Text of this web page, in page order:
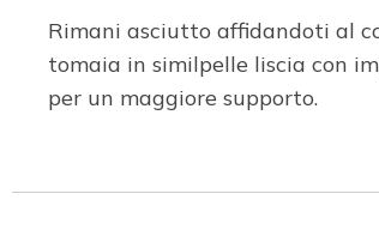
Rimani asciutto affidandoti al
tomaia in similpelle liscia con
per un maggiore supporto.